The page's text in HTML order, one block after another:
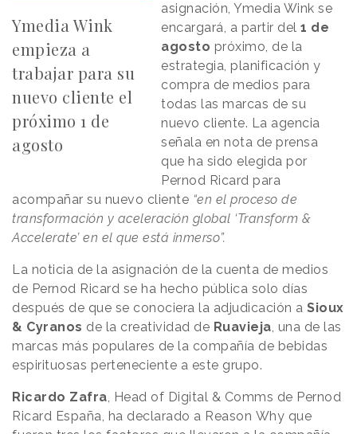
Ymedia Wink
empieza a
trabajar para su
nuevo cliente el
próximo 1 de
agosto
asignación, Ymedia Wink se
encargará, a partir del1 de
agosto próximo, de la
estrategia, planificación y
compra de medios para
todas las marcas de su
nuevo cliente. La agencia
señala en nota de prensa
que ha sido elegida por
Pernod Ricard para
acompañar su nuevo cliente “en el proceso de
transformación y aceleración global ‘Transform &
Accelerate’ en el que está inmerso”.
La noticia de la asignación de la cuenta de medios
de Pernod Ricard se ha hecho pública solo días
después de que se conociera la adjudicación a Sioux
& Cyranos de la creatividad de Ruavieja, una de las
marcas más populares de la compañía de bebidas
espirituosas perteneciente a este grupo.
Ricardo Zafra, Head of Digital & Comms de Pernod
Ricard España, ha declarado a Reason Why que